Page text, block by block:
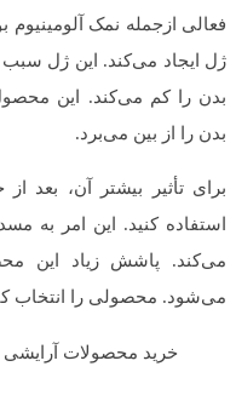
فعالی ازجمله نمک
ژل ایجاد می‌کند. این ژل
بدن را کم می‌کند. این
بدن را از بین می‌برد.
برای تأثیر بیشتر آن، بعد
استفاده کنید. این امر به
می‌کند. پاشش زیاد
می‌شود. محصولی را انتخاب
خرید محصولات آرایشی